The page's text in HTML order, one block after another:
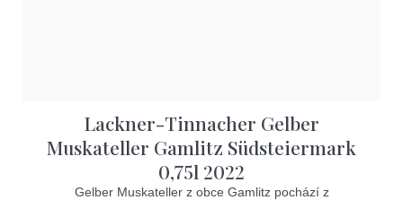
Lackner-Tinnacher Gelber
Muskateller Gamlitz Südsteiermark
0,75l 2022
Gelber Muskateller z obce Gamlitz pochází z